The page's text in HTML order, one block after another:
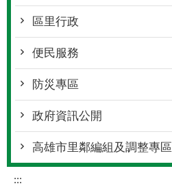
區里行政
便民服務
防災專區
政府資訊公開
高雄市里鄰編組及調整專區
:::